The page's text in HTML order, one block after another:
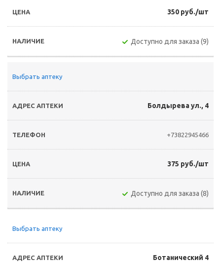
350 руб./шт
Доступно для заказа (9)
Выбрать аптеку
Болдырева ул., 4
+73822945466
375 руб./шт
Доступно для заказа (8)
Выбрать аптеку
Ботанический 4